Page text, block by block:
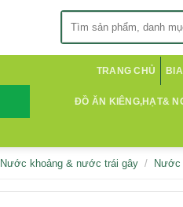
TRANG CHỦ
ĐỒ ĂN KIÊNG,HẠT&
Nước khoảng & nước trái gây / Nước